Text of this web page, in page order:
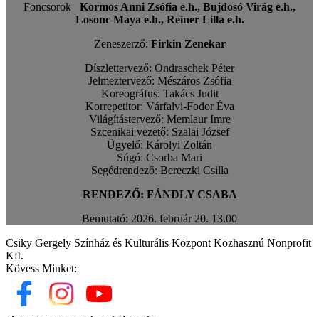
Foncsorok Kormos Anni Zsófia e.h., Bujdosó Virág e.h.,
Losonc Maya e.h., Reiner Lilla e.h.
Zeneszerző: Firkin Zenekar
Díszlettervező: Ondraschek Péter
Jelmeztervező: Mészáros Zsófia
Koreográfus: Takács Judit
Korrepetitor: Várfalvi-Fodor Éva
Világítástervező: Memlaur Imre
Szcenikai vezető: Szalai József
Ügyelő: Károlyi Zoltán
Súgó: Csorba Mari
Segédrendező: Bereczki Csilla
RENDEZŐ: FÁNDLY CSABA
Bemutató: 2026. február 20. 13.00
Csiky Gergely Színház és Kulturális Központ Közhasznú Nonprofit
Kft.
Kövess Minket: